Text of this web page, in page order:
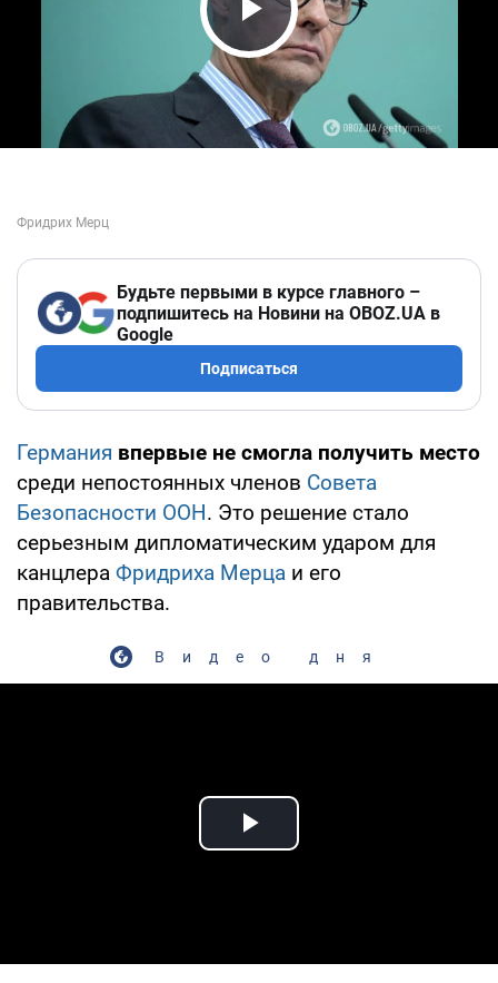
Play Video
Будьте первыми в курсе главного –
подпишитесь на Новини на OBOZ.UA в
Google
Подписаться
Германия впервые не смогла получить место
среди непостоянных членов Совета
Безопасности ООН. Это решение стало
серьезным дипломатическим ударом для
канцлера Фридриха Мерца и его
правительства.
Видео дня
Play Video